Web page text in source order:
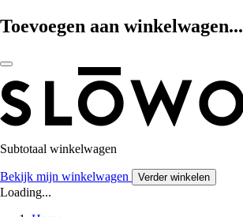
Toevoegen aan winkelwagen...
Subtotaal winkelwagen
Bekijk mijn winkelwagen Verder winkelen
Loading...